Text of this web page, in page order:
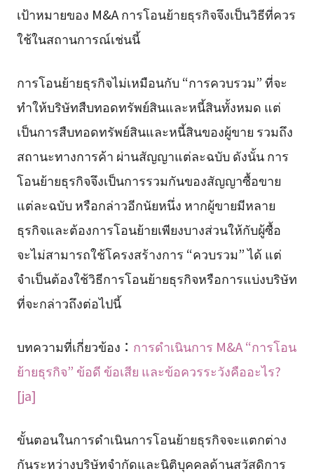
เป้าหมายของ M&A การโอนย้ายธุรกิจจึงเป็นวิธีที่ควร
ใช้ในสถานการณ์เช่นนี้
การโอนย้ายธุรกิจไม่เหมือนกับ “การควบรวม” ที่จะ
ทำให้บริษัทสืบทอดทรัพย์สินและหนี้สินทั้งหมด แต่
เป็นการสืบทอดทรัพย์สินและหนี้สินของผู้ขาย รวมถึง
สถานะทางการค้า ผ่านสัญญาแต่ละฉบับ ดังนั้น การ
โอนย้ายธุรกิจจึงเป็นการรวมกันของสัญญาซื้อขาย
แต่ละฉบับ หรือกล่าวอีกนัยหนึ่ง หากผู้ขายมีหลาย
ธุรกิจและต้องการโอนย้ายเพียงบางส่วนให้กับผู้ซื้อ
จะไม่สามารถใช้โครงสร้างการ “ควบรวม” ได้ แต่
จำเป็นต้องใช้วิธีการโอนย้ายธุรกิจหรือการแบ่งบริษัท
ที่จะกล่าวถึงต่อไปนี้
บทความที่เกี่ยวข้อง： การดำเนินการ M&A “การโอน
ย้ายธุรกิจ” ข้อดี ข้อเสีย และข้อควรระวังคืออะไร?
[ja]
ขั้นตอนในการดำเนินการโอนย้ายธุรกิจจะแตกต่าง
กันระหว่างบริษัทจำกัดและนิติบุคคลด้านสวัสดิการ